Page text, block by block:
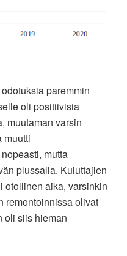
paremmin
oli positiivisia
muutaman varsin
muutti
mutta
plussalla. Kuluttajien
otollinen aika, varsinkin
remontoinnissa olivat
oli siis hieman